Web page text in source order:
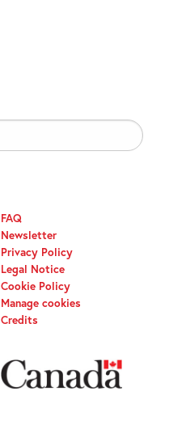
FAQ
Newsletter
Privacy Policy
Legal Notice
Cookie Policy
Manage cookies
Credits